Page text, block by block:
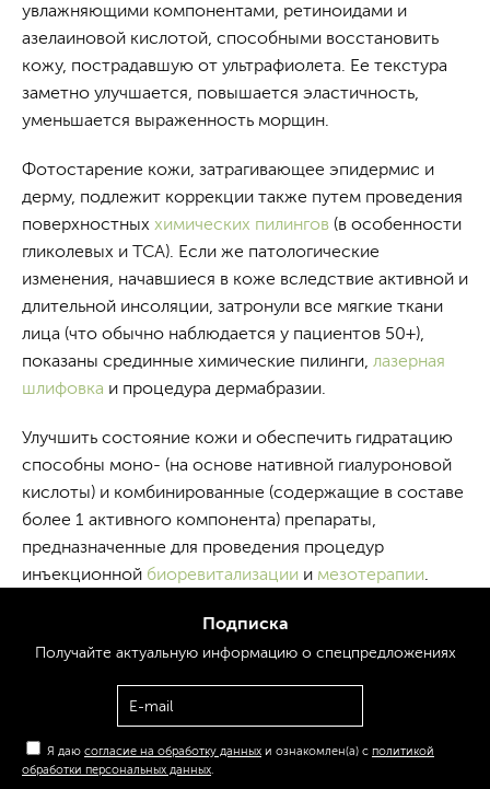
увлажняющими компонентами, ретиноидами и
азелаиновой кислотой, способными восстановить
кожу, пострадавшую от ультрафиолета. Ее текстура
заметно улучшается, повышается эластичность,
уменьшается выраженность морщин.
Фотостарение кожи, затрагивающее эпидермис и
дерму, подлежит коррекции также путем проведения
поверхностных химических пилингов (в особенности
гликолевых и TCA). Если же патологические
изменения, начавшиеся в коже вследствие активной и
длительной инсоляции, затронули все мягкие ткани
лица (что обычно наблюдается у пациентов 50+),
показаны срединные химические пилинги, лазерная
шлифовка и процедура дермабразии.
Улучшить состояние кожи и обеспечить гидратацию
способны моно- (на основе нативной гиалуроновой
кислоты) и комбинированные (содержащие в составе
более 1 активного компонента) препараты,
предназначенные для проведения процедур
инъекционной биоревитализации и мезотерапии
Подписка
Получайте актуальнуюинформациюо спецпредложениях
Я даю согласие на обработку данных и ознакомлен(а) с политикой
обработки персональных данных